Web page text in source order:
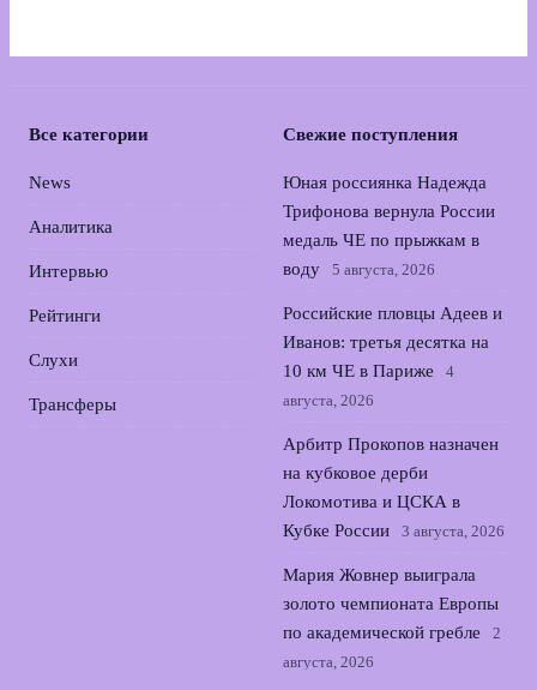
Все категории
News
Аналитика
Интервью
Рейтинги
Слухи
Трансферы
Свежие поступления
Юная россиянка Надежда
Трифонова вернула России
медаль ЧЕ по прыжкам в
воду
5 августа, 2026
Российские пловцы Адеев и
Иванов: третья десятка на
10 км ЧЕ в Париже
4
августа, 2026
Арбитр Прокопов назначен
на кубковое дерби
Локомотива и ЦСКА в
Кубке России
3 августа, 2026
Мария Жовнер выиграла
золото чемпионата Европы
по академической гребле
2
августа, 2026